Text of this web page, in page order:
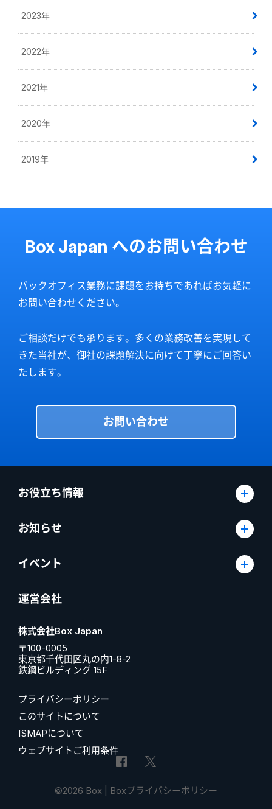
2023年
2022年
2021年
2020年
2019年
Box Japan へのお問い合わせ
バックオフィス業務に課題をお持ちであればお気軽に
お問い合わせください。
ご相談だけでも承ります。多くの業務改善を実現して
きた当社が、御社の課題解決に向けて丁寧にご回答い
たします。
お問い合わせ
お役立ち情報
お知らせ
イベント
運営会社
株式会社Box Japan
〒100-0005
東京都千代田区丸の内1-8-2
鉄鋼ビルディング 15F
プライバシーポリシー
このサイトについて
ISMAPについて
ウェブサイトご利用条件
©2026 Box | Boxプライバシーポリシー